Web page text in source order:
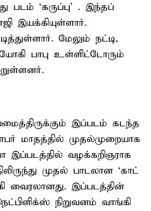
படம் ‘கருப்பு’ . இந்தப்
இயக்கியுள்ளார்.
மேலும் நட்டி,
பாபு உள்ளிட்டோரும்
இப்படம் கடந்த
மாதத்தில் முதல்முறையாக
இப்படத்தில் வழக்கறிஞராக
முதல் பாடலான ‘காட்
வைரலானது. இப்படத்தின்
நிறுவனம் வாங்கி